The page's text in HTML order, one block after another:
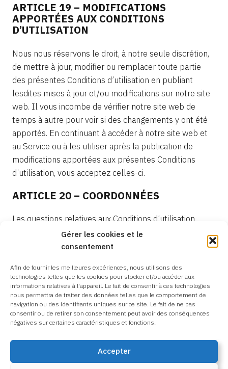
Gérer les cookies et le
consentement
Afin de fournir les meilleures expériences, nous utilisons des
technologies telles que les cookies pour stocker et/ou accéder aux
informations relatives à l'appareil. Le fait de consentir à ces technologies
nous permettra de traiter des données telles que le comportement de
navigation ou des identifiants uniques sur ce site. Le fait de ne pas
consentir ou de retirer son consentement peut avoir des conséquences
négatives sur certaines caractéristiques et fonctions.
Accepter
ARTICLE 19 – MODIFICATIONS
APPORTÉES AUX CONDITIONS
D’UTILISATION
Nous nous réservons le droit, à notre seule discrétion,
de mettre à jour, modifier ou remplacer toute partie
des présentes Conditions d’utilisation en publiant
lesdites mises à jour et/ou modifications sur notre site
web. Il vous incombe de vérifier notre site web de
temps à autre pour voir si des changements y ont été
apportés. En continuant à accéder à notre site web et
au Service ou à les utiliser après la publication de
modifications apportées aux présentes Conditions
d’utilisation, vous acceptez celles-ci.
ARTICLE 20 – COORDONNÉES
Les questions relatives aux Conditions d’utilisation
doivent nous être envoyées à ecoscien.sas@gmail.com.
Trouvez votre Assurance voyage
Découvrez avec quelle assurance le fondateur d’Ecoscien
voyage, et choisissez la vôtre.